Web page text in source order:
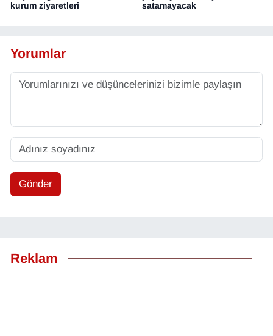
kurum ziyaretleri
satamayacak
Yorumlar
Gönder
Reklam